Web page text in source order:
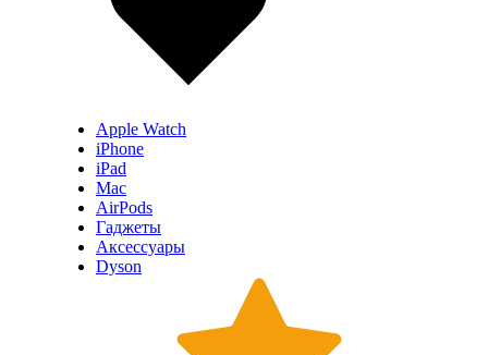
Apple Watch
iPhone
iPad
Mac
AirPods
Гаджеты
Аксессуары
Dyson